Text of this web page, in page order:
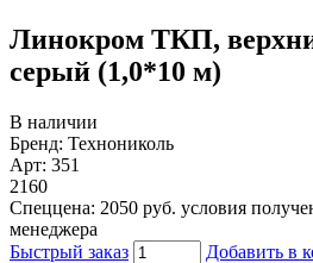
Линокром ТКП,
серый (1,0*10 м)
В наличии
Бренд: Технониколь
Арт: 351
2160
Спеццена: 2050 руб. условия
менеджера
Быстрый заказ
Добавить в